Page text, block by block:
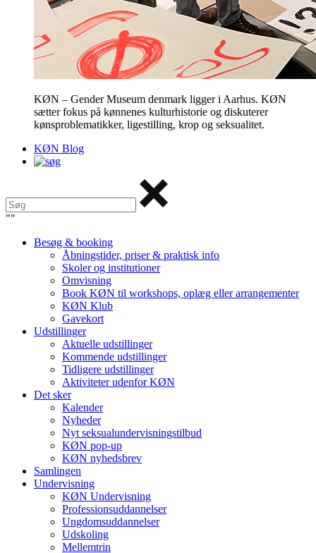
KØN – Gender Museum denmark ligger i Aarhus. KØN
sætter fokus på kønnenes kulturhistorie og diskuterer
kønsproblematikker, ligestilling, krop og seksualitet.
KØN Blog
""
Besøg & booking
Åbningstider, priser & praktisk info
Skoler og institutioner
Omvisning
Book KØN til workshops, oplæg eller arrangementer
KØN Klub
Gavekort
Udstillinger
Aktuelle udstillinger
Kommende udstillinger
Tidligere udstillinger
Aktiviteter udenfor KØN
Det sker
Kalender
Nyheder
Nyt seksualundervisningstilbud
KØN pop-up
KØN nyhedsbrev
Samlingen
Undervisning
KØN Undervisning
Professionsuddannelser
Ungdomsuddannelser
Udskoling
Mellemtrin